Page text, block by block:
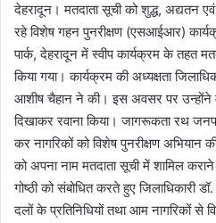
देहरादून। मतदाता सूची को शुद्ध, अद्यतन
रहे विशेष गहन पुनरीक्षण (एसआईआर)
पार्क, देहरादून में स्वीप कार्यक्रम के तहत
किया गया। कार्यक्रम की अध्यक्षता
आशीष चैहान ने की। इस अवसर पर उन्होंने
दिखाकर रवाना किया। जागरूकता रथ
कर नागरिकों को विशेष पुनरीक्षण अभियान
को अपना नाम मतदाता सूची में शामिल
गोष्ठी को संबोधित करते हुए जिलाधिकारी
दलों के प्रतिनिधियों तथा आम नागरिकों से